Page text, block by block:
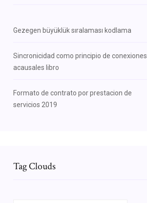
Gezegen büyüklük sıralaması kodlama
Sincronicidad como principio de conexiones
acausales libro
Formato de contrato por prestacion de
servicios 2019
Tag Clouds